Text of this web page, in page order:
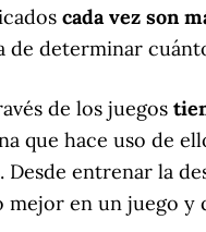
cada vez son
de determinar
de los juegos
que hace uso de
entrenar la
en un juego